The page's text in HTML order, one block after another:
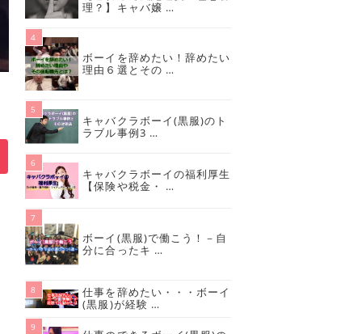
理？】キャバ嬢 …
ボーイを辞めたい！辞めたい
理由６選とその …
キャバクラボーイ(黒服)のト
ラブル事例3 …
キャバクラボーイの福利厚生
【保険や税金・ …
ボーイ(黒服)で働こう！－自
分に合ったキ …
仕事を辞めたい・・・ボーイ
(黒服)が経験 …